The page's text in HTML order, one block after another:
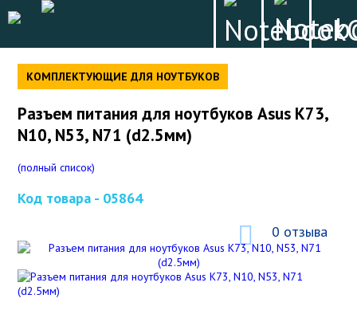
КОМПЛЕКТУЮЩИЕ ДЛЯ НОУТБУКОВ
Разъем питания для ноутбуков Asus K73,
N10, N53, N71 (d2.5мм)
(полный список)
Код товара - 05864
0 отзыва